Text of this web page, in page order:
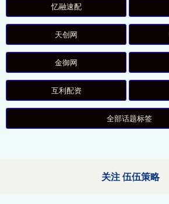
忆融速配
天创网
金御网
互利配资
全部话题标签
关注 伍伍策略